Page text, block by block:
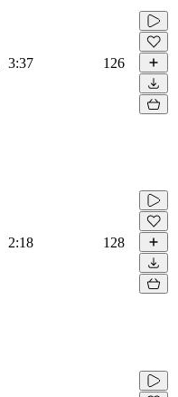
3:37 126
2:18 128